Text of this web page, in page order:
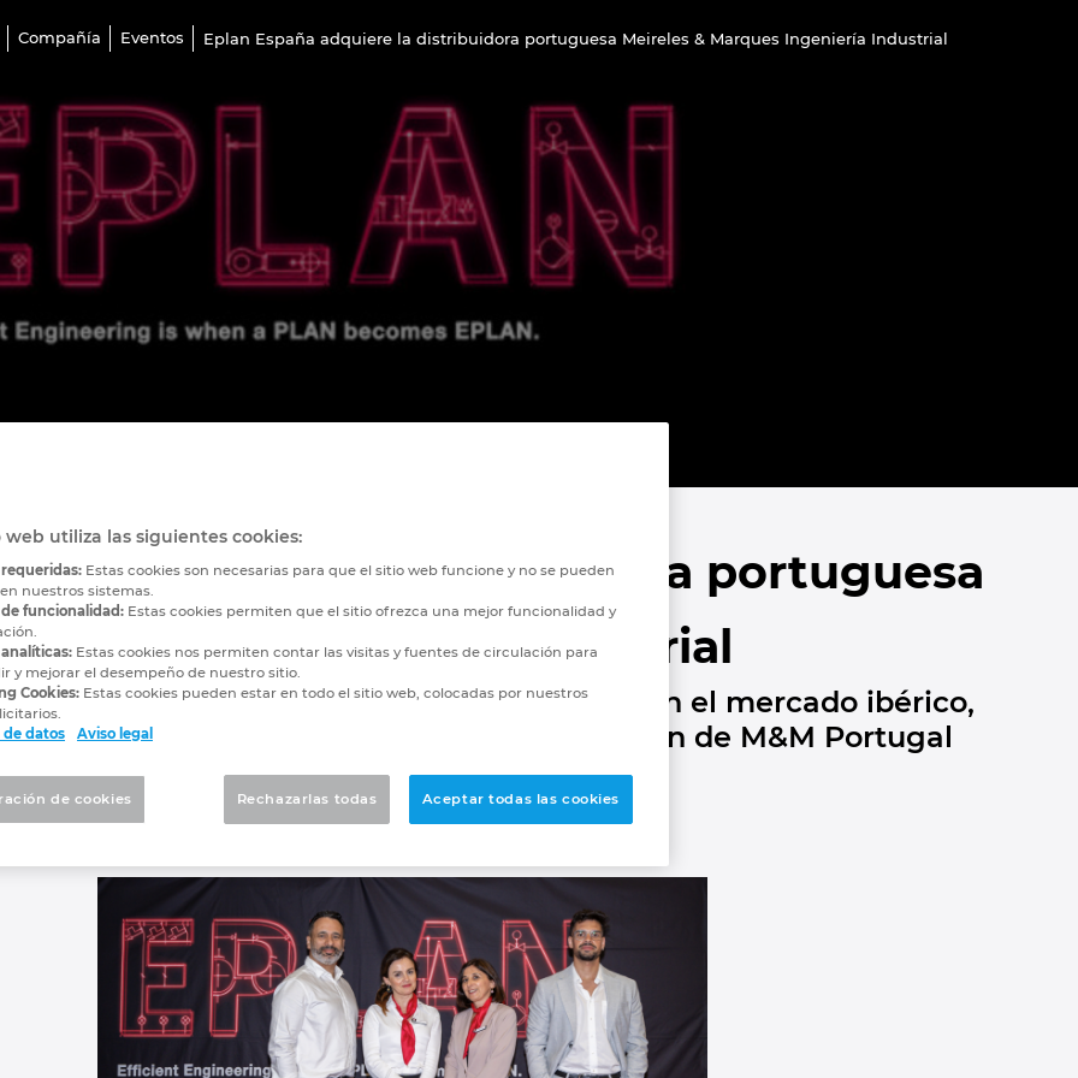
Compañía Eventos Eplan España adquiere la distribuidora portuguesa Meireles & Marques Ingeniería Industrial
adquiere la distribuidora portuguesa
Marques Ingeniería Industrial
estratégico para expandir su influencia en el mercado ibérico,
S.A. ha anunciado oficialmente la adquisición de M&M Portugal
de 2024
web utiliza las siguientes cookies:
Estas cookies son necesarias para que el sitio web funcione y no se pueden
nuestros sistemas.
de funcionalidad: Estas cookies permiten que el sitio ofrezca una mejor funcionalidad y
Estas cookies nos permiten contar las visitas y fuentes de circulación para
y mejorar el desempeño de nuestro sitio.
Cookies: Estas cookies pueden estar en todo el sitio web, colocadas por nuestros
de datos
Aviso legal
Rechazarlas todas Aceptar todas las cookies
de cookies